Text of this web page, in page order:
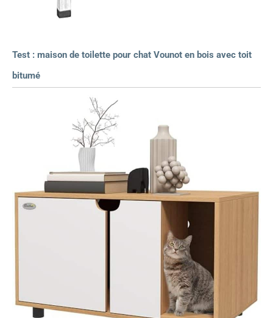
Test : maison de toilette pour chat Vounot en bois avec toit
bitumé